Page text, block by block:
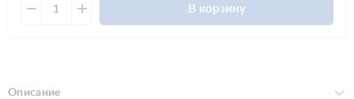
В корзину
Описание